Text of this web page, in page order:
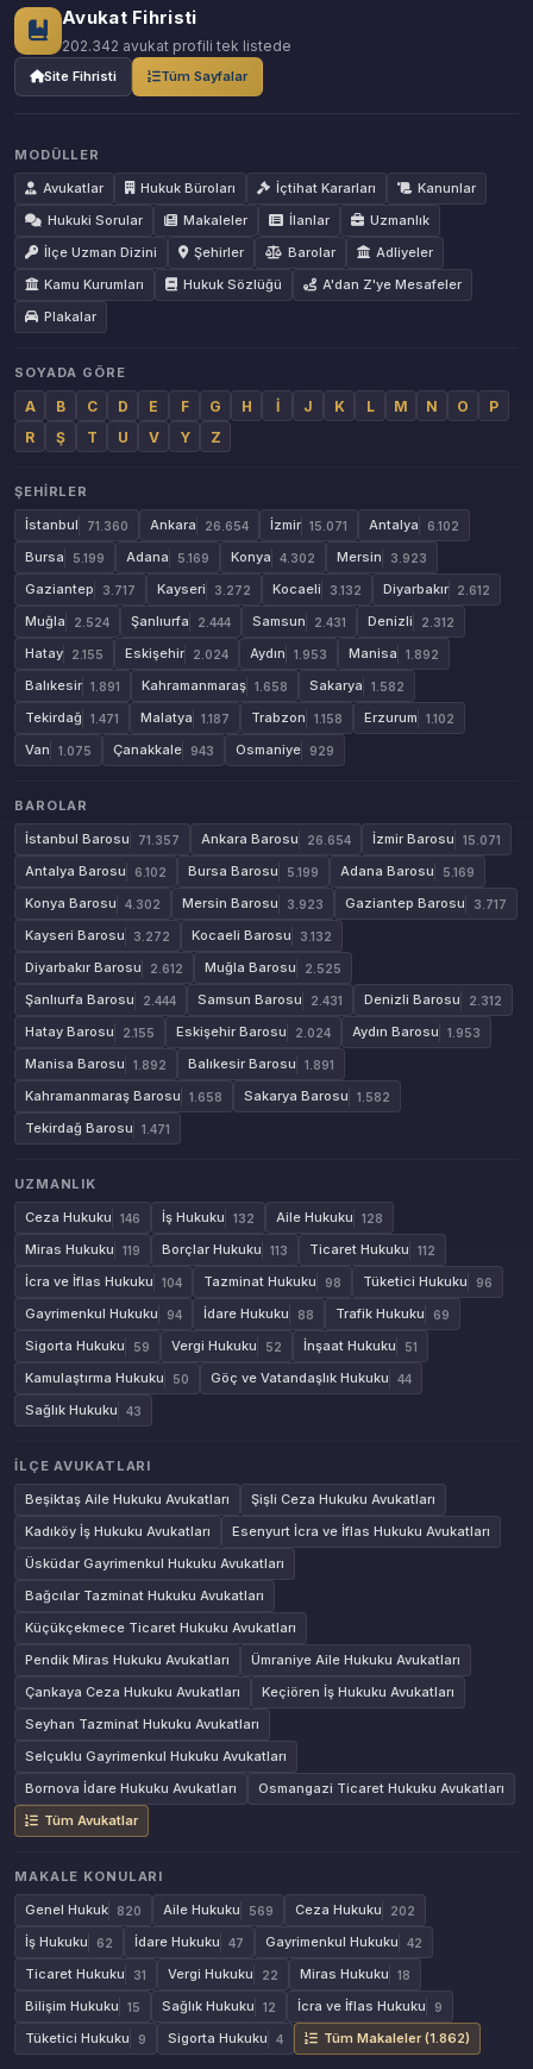
Avukat Fihristi
202.342 avukat profili tek listede
Site Fihristi Tüm Sayfalar
MODÜLLER
Avukatlar
Hukuk Büroları İçtihat Kararları
Kanunlar
Hukuki Sorular
Makaleler İlanlar
Uzmanlık
İlçe Uzman Dizini
Şehirler Barolar
Adliyeler
Kamu Kurumları
Hukuk Sözlüğü
A'dan Z'ye Mesafeler
Plakalar
SOYADA GÖRE
A B C D E F G H İ J K L M N O
P
R
Ş T U V Y Z
ŞEHIRLER
İstanbul
71.360 Ankara 26.654 İzmir 15.071 Antalya 6.102
Bursa 5.199 Adana 5.169 Konya 4.302 Mersin 3.923
Gaziantep 3.717 Kayseri 3.272 Kocaeli 3.132 Diyarbakır 2.612
Muğla 2.524 Şanlıurfa 2.444 Samsun 2.431 Denizli 2.312
Hatay 2.155 Eskişehir 2.024 Aydın 1.953 Manisa 1.892
Balıkesir 1.891 Kahramanmaraş 1.658 Sakarya 1.582
Tekirdağ 1.471 Malatya 1.187 Trabzon 1.158 Erzurum 1.102
Van 1.075 Çanakkale 943 Osmaniye 929
BAROLAR
İstanbul Barosu
71.357 Ankara Barosu 26.654 İzmir Barosu 15.071
Antalya Barosu 6.102 Bursa Barosu 5.199 Adana Barosu 5.169
Konya Barosu 4.302 Mersin Barosu 3.923 Gaziantep Barosu 3.717
Kayseri Barosu 3.272 Kocaeli Barosu 3.132
Diyarbakır Barosu 2.612 Muğla Barosu 2.525
Şanlıurfa Barosu 2.444 Samsun Barosu 2.431 Denizli Barosu 2.312
Hatay Barosu 2.155 Eskişehir Barosu 2.024 Aydın Barosu 1.953
Manisa Barosu 1.892 Balıkesir Barosu 1.891
Kahramanmaraş Barosu 1.658 Sakarya Barosu 1.582
Tekirdağ Barosu 1.471
UZMANLIK
Ceza Hukuku
146 İş Hukuku 132 Aile Hukuku 128
Miras Hukuku 119 Borçlar Hukuku 113 Ticaret Hukuku 112
İcra ve İflas Hukuku 104 Tazminat Hukuku 98 Tüketici Hukuku 96
Gayrimenkul Hukuku 94 İdare Hukuku 88 Trafik Hukuku 69
Sigorta Hukuku 59 Vergi Hukuku 52 İnşaat Hukuku 51
Kamulaştırma Hukuku 50 Göç ve Vatandaşlık Hukuku 44
Sağlık Hukuku 43
İLÇE AVUKATLARI
Beşiktaş Aile Hukuku Avukatları
Şişli Ceza Hukuku Avukatları
Kadıköy İş Hukuku Avukatları
Esenyurt İcra ve İflas Hukuku Avukatları
Üsküdar Gayrimenkul Hukuku Avukatları
Bağcılar Tazminat Hukuku Avukatları
Küçükçekmece Ticaret Hukuku Avukatları
Pendik Miras Hukuku Avukatları
Ümraniye Aile Hukuku Avukatları
Çankaya Ceza Hukuku Avukatları
Keçiören İş Hukuku Avukatları
Seyhan Tazminat Hukuku Avukatları
Selçuklu Gayrimenkul Hukuku Avukatları
Bornova İdare Hukuku Avukatları
Osmangazi Ticaret Hukuku Avukatları
Tüm Avukatlar
MAKALE KONULARI
Genel Hukuk
820 Aile Hukuku 569 Ceza Hukuku 202
İş Hukuku 62 İdare Hukuku 47 Gayrimenkul Hukuku 42
Ticaret Hukuku 31 Vergi Hukuku 22 Miras Hukuku 18
Bilişim Hukuku 15 Sağlık Hukuku 12 İcra ve İflas Hukuku 9
Tüketici Hukuku 9 Sigorta Hukuku 4 Tüm Makaleler (1.862)